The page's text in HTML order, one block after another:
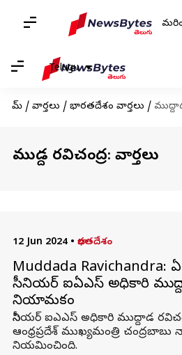
Telugu
హోమ్ / వార్తలు / భారతదేశం వార్తలు /
ముద్దాడ రవిచంద్ర: వార్తలు
12 Jun 2024 • భారతదేశం
Muddada Ravichandra:
సీనియర్ ఐఏఎస్ అధికారి
నియామకం
సీనియర్ ఐఎఎస్ అధికారి ముద్దాడ
ఆంధ్రప్రదేశ్ ముఖ్యమంత్రి
నియమించింది.